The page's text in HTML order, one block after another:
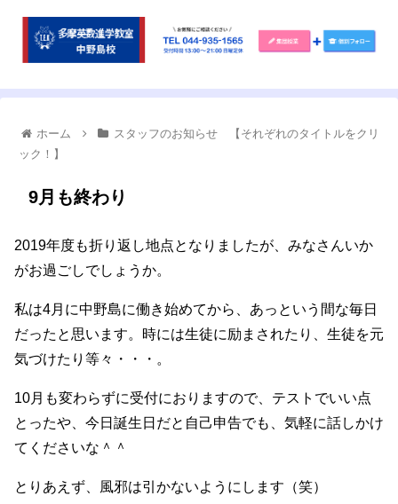
ホーム
スタッフのお知らせ 【それぞれのタイトルをクリ
ック！】
9月も終わり
2019年度も折り返し地点となりましたが、みなさんいか
がお過ごしでしょうか。
私は4月に中野島に働き始めてから、あっという間な毎日
だったと思います。時には生徒に励まされたり、生徒を元
気づけたり等々・・・。
10月も変わらずに受付におりますので、テストでいい点
とったや、今日誕生日だと自己申告でも、気軽に話しかけ
てくださいな＾＾
とりあえず、風邪は引かないようにします（笑）